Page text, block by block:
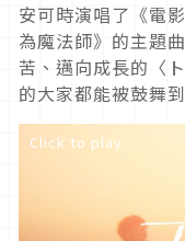
安可時演唱了《電
為魔法師》的主題
苦、邁向成長的〈
的大家都能被鼓舞到
Click to play